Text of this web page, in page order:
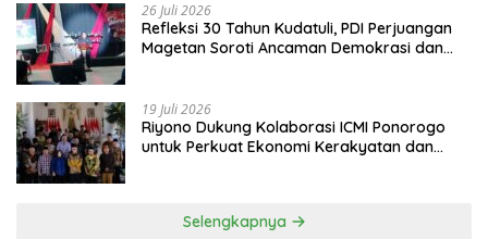
26 Juli 2026
Refleksi 30 Tahun Kudatuli, PDI Perjuangan
Magetan Soroti Ancaman Demokrasi dan
19 Juli 2026
Riyono Dukung Kolaborasi ICMI Ponorogo
untuk Perkuat Ekonomi Kerakyatan dan
Selengkapnya